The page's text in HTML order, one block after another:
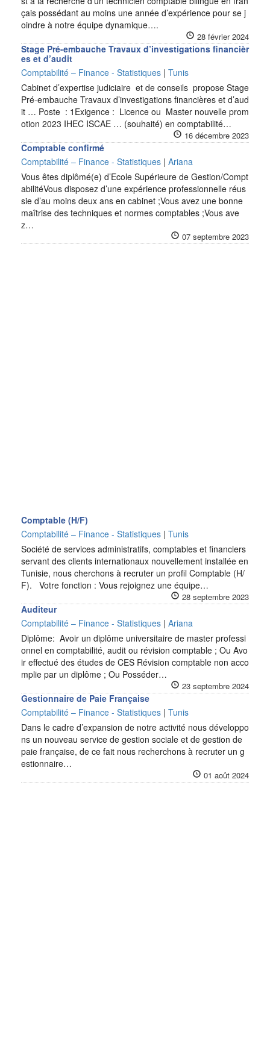
çais possédant au moins une année d’expérience pour se j
oindre à notre équipe dynamique….
28 février 2024
Stage Pré-embauche Travaux d’investigations financièr
es et d’audit
Comptabilité – Finance - Statistiques | Tunis
Cabinet d’expertise judiciaire et de conseils propose Stage
Pré-embauche Travaux d’investigations financières et d’aud
it … Poste : 1Exigence : Licence ou Master nouvelle prom
otion 2023 IHEC ISCAE … (souhaité) en comptabilité…
16 décembre 2023
Comptable confirmé
Comptabilité – Finance - Statistiques | Ariana
Vous êtes diplômé(e) d’Ecole Supérieure de Gestion/Compt
abilitéVous disposez d’une expérience professionnelle réus
sie d’au moins deux ans en cabinet ;Vous avez une bonne
maîtrise des techniques et normes comptables ;Vous ave
z…
07 septembre 2023
Comptable (H/F)
Comptabilité – Finance - Statistiques | Tunis
Société de services administratifs, comptables et financiers
servant des clients internationaux nouvellement installée en
Tunisie, nous cherchons à recruter un profil Comptable (H/
F). Votre fonction : Vous rejoignez une équipe…
28 septembre 2023
Auditeur
Comptabilité – Finance - Statistiques | Ariana
Diplôme: Avoir un diplôme universitaire de master professi
onnel en comptabilité, audit ou révision comptable ; Ou Avo
ir effectué des études de CES Révision comptable non acco
mplie par un diplôme ; Ou Posséder…
23 septembre 2024
Gestionnaire de Paie Française
Comptabilité – Finance - Statistiques | Tunis
Dans le cadre d’expansion de notre activité nous développo
ns un nouveau service de gestion sociale et de gestion de
paie française, de ce fait nous recherchons à recruter un g
estionnaire…
01 août 2024